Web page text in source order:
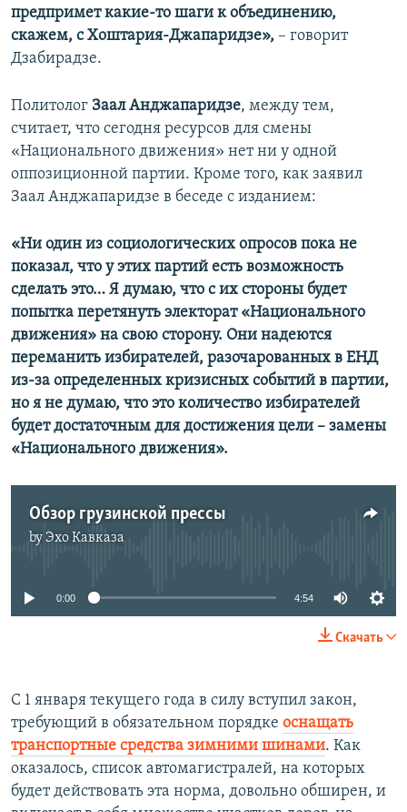
предпримет какие-то шаги к объединению,
скажем, с Хоштария-Джапаридзе», – говорит
Дзабирадзе.
Политолог Заал Анджапаридзе, между тем,
считает, что сегодня ресурсов для смены
«Национального движения» нет ни у одной
оппозиционной партии. Кроме того, как заявил
Заал Анджапаридзе в беседе с изданием:
«Ни один из социологических опросов пока не
показал, что у этих партий есть возможность
сделать это… Я думаю, что с их стороны будет
попытка перетянуть электорат «Национального
движения» на свою сторону. Они надеются
переманить избирателей, разочарованных в ЕНД
из-за определенных кризисных событий в партии,
но я не думаю, что это количество избирателей
будет достаточным для достижения цели – замены
«Национального движения».
Обзор грузинской прессы
by Эхо Кавказа
No media source currently available
0:00 4:54
Скачать
С 1 января текущего года в силу вступил закон,
требующий в обязательном порядке оснащать
транспортные средства зимними шинами. Как
оказалось, список автомагистралей, на которых
будет действовать эта норма, довольно обширен, и